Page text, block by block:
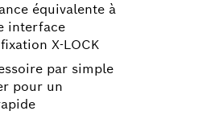
équivalente à
interface
X-LOCK
par simple
pour un